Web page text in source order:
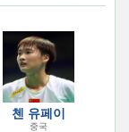
첸 유페이
중국